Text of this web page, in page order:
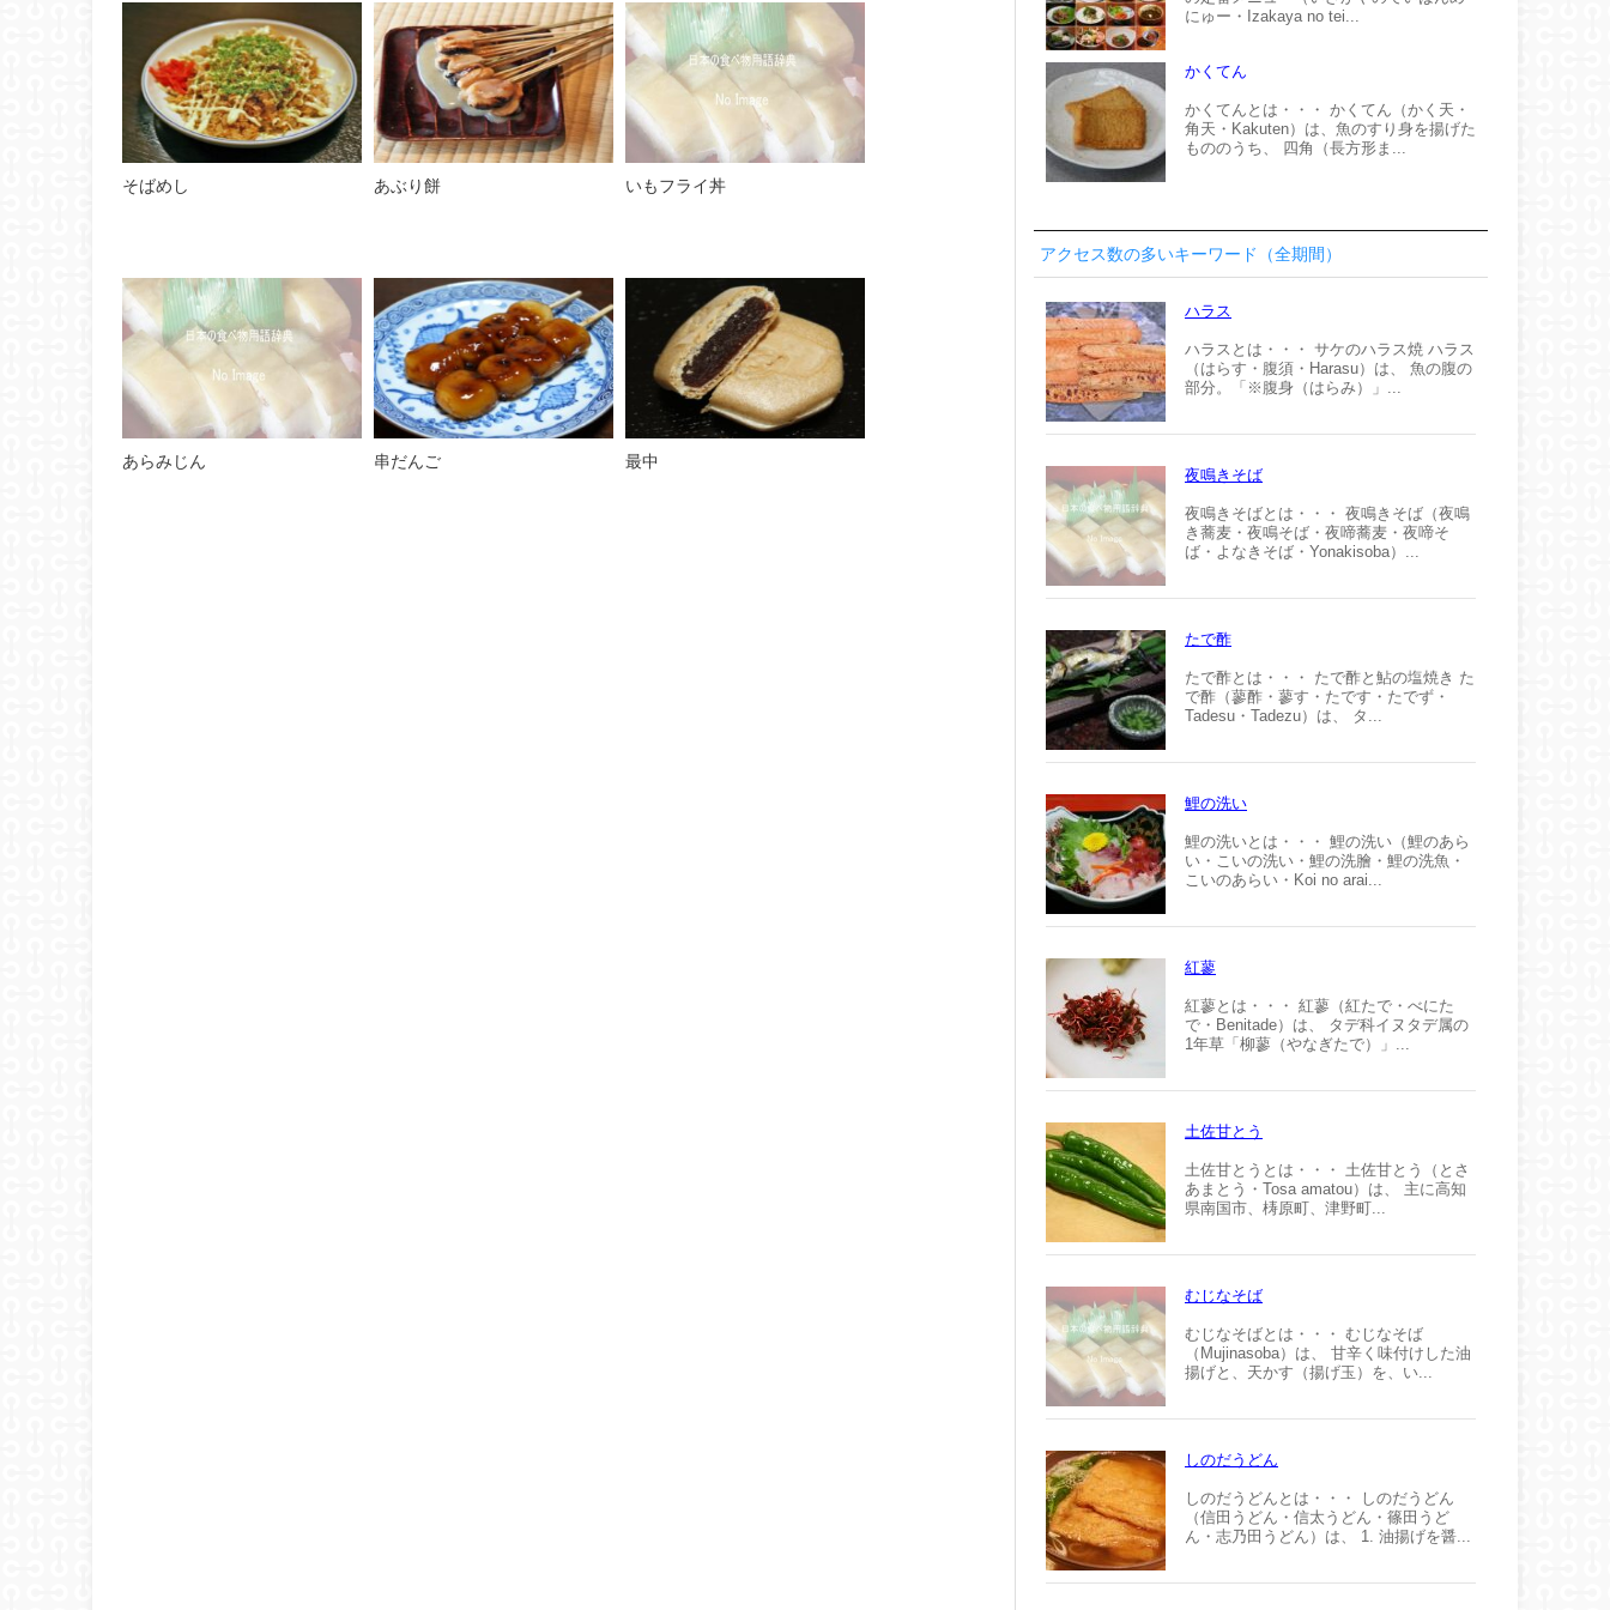
そばめし あぶり餅 いもフライ丼
あらみじん 串だんご 最中
にゅー・Izakaya no tei...
かくてん
かくてんとは・・・ かくてん（かく天・
角天・Kakuten）は、魚のすり身を揚げた
もののうち、 四角（長方形ま...
アクセス数の多いキーワード（全期間）
ハラス
ハラスとは・・・ サケのハラス焼 ハラス
（はらす・腹須・Harasu）は、 魚の腹の
部分。「※腹身（はらみ）」...
夜鳴きそば
夜鳴きそばとは・・・ 夜鳴きそば（夜鳴
き蕎麦・夜鳴そば・夜啼蕎麦・夜啼そ
ば・よなきそば・Yonakisoba）...
たで酢
たで酢とは・・・ たで酢と鮎の塩焼き た
で酢（蓼酢・蓼す・たです・たでず・
Tadesu・Tadezu）は、 タ...
鯉の洗い
鯉の洗いとは・・・ 鯉の洗い（鯉のあら
い・こいの洗い・鯉の洗膾・鯉の洗魚・
こいのあらい・Koi no arai...
紅蓼
紅蓼とは・・・ 紅蓼（紅たで・べにた
で・Benitade）は、 タデ科イヌタデ属の
1年草「柳蓼（やなぎたで）」...
土佐甘とう
土佐甘とうとは・・・ 土佐甘とう（とさ
あまとう・Tosa amatou）は、 主に高知
県南国市、梼原町、津野町...
むじなそば
むじなそばとは・・・ むじなそば
（Mujinasoba）は、 甘辛く味付けした油
揚げと、天かす（揚げ玉）を、い...
しのだうどん
しのだうどんとは・・・ しのだうどん
（信田うどん・信太うどん・篠田うど
ん・志乃田うどん）は、 1. 油揚げを醤...